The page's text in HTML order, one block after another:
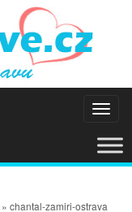
» chantal-zamiri-ostrava